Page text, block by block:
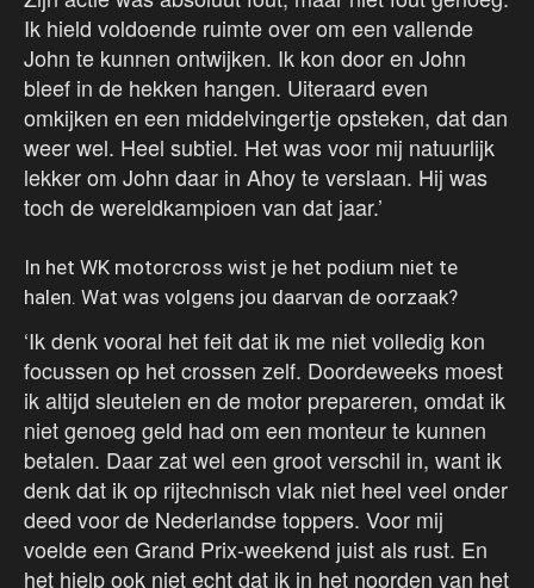
Ik hield voldoende ruimte over om een vallende
John te kunnen ontwijken. Ik kon door en John
bleef in de hekken hangen. Uiteraard even
omkijken en een middelvingertje opsteken, dat dan
weer wel. Heel subtiel. Het was voor mij natuurlijk
lekker om John daar in Ahoy te verslaan. Hij was
toch de wereldkampioen van dat jaar.’
In het WK motorcross wist je het podium niet te
halen. Wat was volgens jou daarvan de oorzaak?
‘Ik denk vooral het feit dat ik me niet volledig kon
focussen op het crossen zelf. Doordeweeks moest
ik altijd sleutelen en de motor prepareren, omdat ik
niet genoeg geld had om een monteur te kunnen
betalen. Daar zat wel een groot verschil in, want ik
denk dat ik op rijtechnisch vlak niet heel veel onder
deed voor de Nederlandse toppers. Voor mij
voelde een Grand Prix-weekend juist als rust. En
het hielp ook niet echt dat ik in het noorden van het